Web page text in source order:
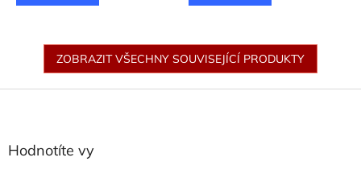
ZOBRAZIT VŠECHNY SOUVISEJÍCÍ PRODUKTY
Hodnotíte vy